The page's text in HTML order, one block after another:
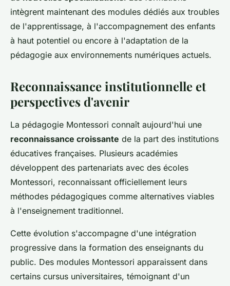
intègrent maintenant des modules dédiés aux troubles
de l'apprentissage, à l'accompagnement des enfants
à haut potentiel ou encore à l'adaptation de la
pédagogie aux environnements numériques actuels.
Reconnaissance institutionnelle et
perspectives d'avenir
La pédagogie Montessori connaît aujourd'hui une
reconnaissance croissante de la part des institutions
éducatives françaises. Plusieurs académies
développent des partenariats avec des écoles
Montessori, reconnaissant officiellement leurs
méthodes pédagogiques comme alternatives viables
à l'enseignement traditionnel.
Cette évolution s'accompagne d'une intégration
progressive dans la formation des enseignants du
public. Des modules Montessori apparaissent dans
certains cursus universitaires, témoignant d'un